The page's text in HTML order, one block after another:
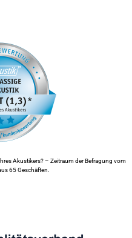
Akustikers? – Zeitraum der Befragung vom
65 Geschäften.